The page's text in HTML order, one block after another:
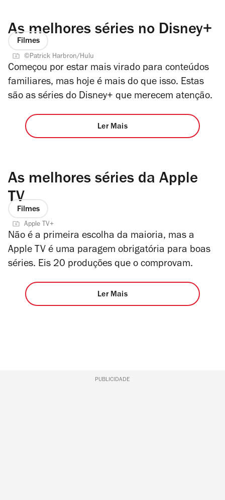
As melhores séries no Disney+
Filmes
©Patrick Harbron/Hulu
Começou por estar mais virado para conteúdos
familiares, mas hoje é mais do que isso. Estas
são as séries do Disney+ que merecem atenção.
Ler Mais
As melhores séries da Apple
TV
Filmes
Apple TV+
Não é a primeira escolha da maioria, mas a
Apple TV é uma paragem obrigatória para boas
séries. Eis 20 produções que o comprovam.
Ler Mais
PUBLICIDADE